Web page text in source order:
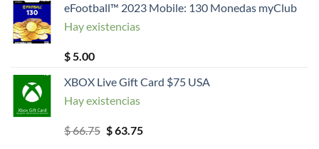
eFootball™ 2023 Mobile: 130 Monedas myClub
Hay existencias
$ 5.00
XBOX Live Gift Card $75 USA
Hay existencias
$66.75 El
$63.75El